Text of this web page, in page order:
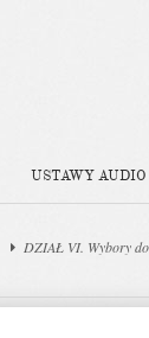
USTAWY AUDIO
DZIAŁ VI. Wybory